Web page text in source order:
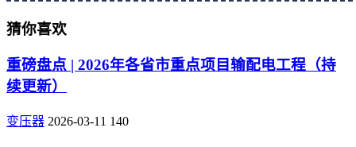
猜你喜欢
重磅盘点 | 2026年各省市重点项目输配电工程（持
续更新）
变压器 2026-03-11 140